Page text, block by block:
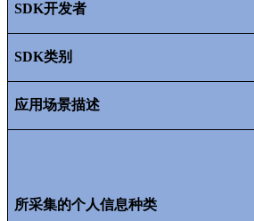
SDK开发者
SDK类别
应用场景描述
所采集的个人信息种类